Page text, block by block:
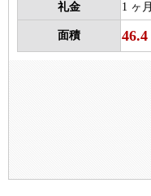
礼金 1 ヶ月
面積 46.4